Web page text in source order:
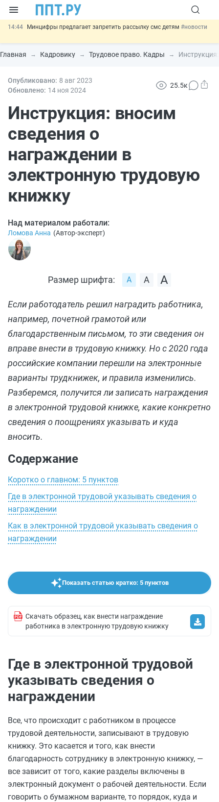
14:44 Минцифры предлагает запретить рассылку смс детям #новости
14:02 Основания для выдворения иностранцев из России стало
больше
#новости
12:42 Губернаторам дадут право вводить разрешительный учёт
иностранцев #новости
отношений
Главная Кадровику Трудовое право. Кадры
Опубликовано: 8 авг2023
Обновлено: 14 ноя 2024
25.5к
Инструкция: вносим
сведения о
награждении в
электронную трудовую
книжку
Над материалом работали:
Ломова Анна (Автор-эксперт)
Размер шрифта:
Если работодатель решил наградить работника,
например, почетной грамотой или
благодарственным письмом, то эти сведения он
вправе внести в трудовую книжку. Но с 2020 года
российские компании перешли на электронные
варианты трудкнижек, и правила изменились.
Разберемся, получится ли записать награждения
в электронной трудовой книжке, какие конкретно
сведения о поощрениях указывать и куда
вносить.
Содержание
Коротко о главном: 5 пунктов
Где в электронной трудовой указывать сведения о
награждении
Как в электронной трудовой указывать сведения о
награждении
Показать статью кратко: 5 пунктов
Скачать образец, как внести награждение
работника в электронную трудовую книжку
Где в электронной трудовой
указывать сведения о
награждении
Все, что происходит с работником в процессе
трудовой деятельности, записывают в трудовую
книжку. Это касается и того, как внести
благодарность сотруднику в электронную книжку, —
все зависит от того, какие разделы включены в
электронный документ о рабочей деятельности. Если
говорить о бумажном варианте, то порядок, куда и